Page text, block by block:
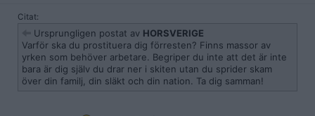
Citat:
Ursprungligen postat av HORSVERIGE
Varför ska du prostituera dig förresten? Finns massor av
yrken som behöver arbetare. Begriper du inte att det är inte
bara är dig själv du drar ner i skiten utan du sprider skam
över din familj, din släkt och din nation. Ta dig samman!